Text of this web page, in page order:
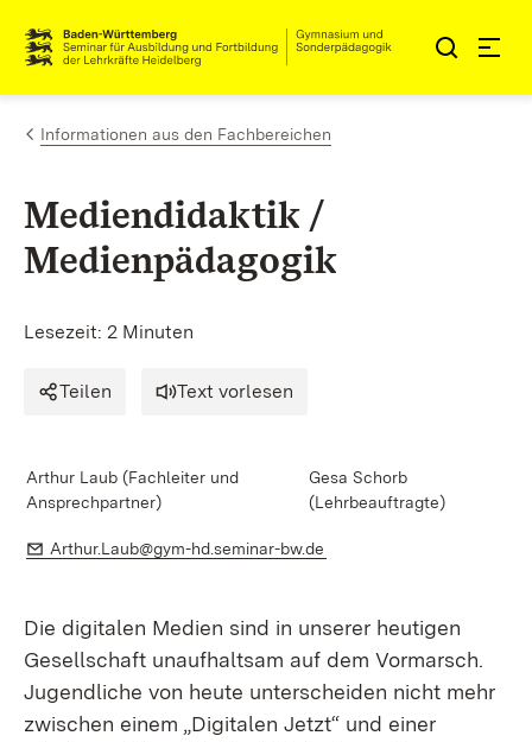
Zum Inhalt springen
Link zur Startseite
Informationen aus den Fachbereichen
Mediendidaktik /
Medienpädagogik
Lesezeit: 2 Minuten
Teilen Text vorlesen
Arthur Laub (Fachleiter und
Ansprechpartner)
Gesa Schorb
(Lehrbeauftragte)
E-Mail:
Arthur.Laub@gym-hd.seminar-bw.de
Die digitalen Medien sind in unserer heutigen
Gesellschaft unaufhaltsam auf dem Vormarsch.
Jugendliche von heute unterscheiden nicht mehr
zwischen einem „Digitalen Jetzt“ und einer